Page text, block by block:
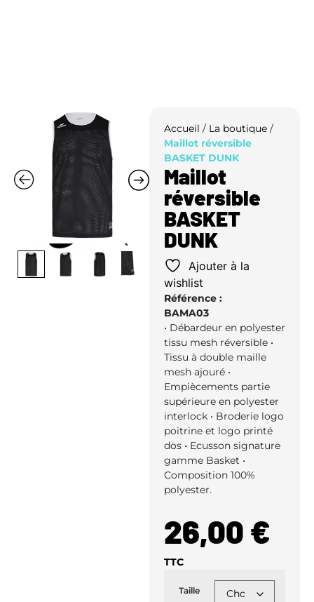
Accueil / La boutique/
Maillot réversible
BASKET DUNK
Maillot
réversible
BASKET
DUNK
Ajouter à la
wishlist
Référence :
BAMA03
• Débardeur en polyester
tissu mesh réversible •
Tissu à double maille
mesh ajouré •
Empiècements partie
supérieure en polyester
interlock • Broderie logo
poitrine et logo printé
dos • Ecusson signature
gamme Basket •
Composition 100%
polyester.
26,00 €
TTC
Taille